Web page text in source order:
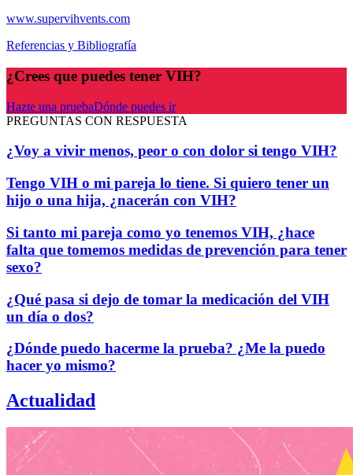
www.supervihvents.com
Referencias y Bibliografía
¿Crees que puedes tener VIH?
Hazte una pruebaDónde puedes ir
PREGUNTAS CON RESPUESTA
¿Voy a vivir menos, peor o con dolor si tengo VIH?
Tengo VIH o mi pareja lo tiene. Si quiero tener un
hijo o una hija, ¿nacerán con VIH?
Si tanto mi pareja como yo tenemos VIH, ¿hace
falta que tomemos medidas de prevención para tener
sexo?
¿Qué pasa si dejo de tomar la medicación del VIH
un día o dos?
¿Dónde puedo hacerme la prueba? ¿Me la puedo
hacer yo mismo?
Actualidad